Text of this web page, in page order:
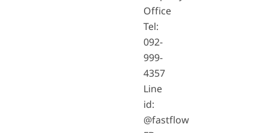
Office
Tel:
092-
999-
4357
Line
id:
@fastflow